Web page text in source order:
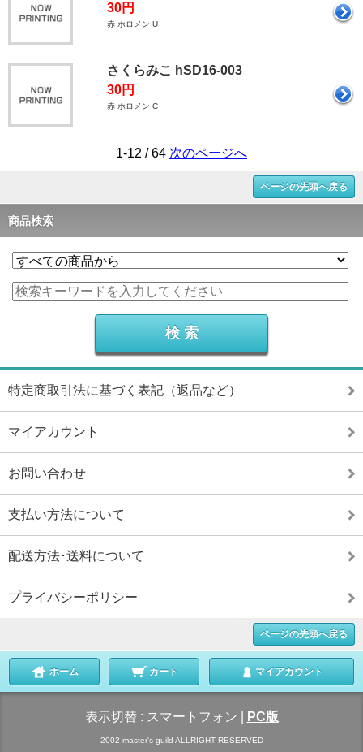
30円
赤 ホロメン U
さくらみこ hSD16-003
30円
赤 ホロメン C
1-12 / 64 次のページへ
ページの先頭へ戻る
商品検索
特定商取引法に基づく表記（返品など）
マイアカウント
お問い合わせ
支払い方法について
配送方法･送料について
プライバシーポリシー
ページの先頭へ戻る
ホーム カート マイアカウント
表示切替 : スマートフォン PC版
2002 master's guild ALLRIGHT RESERVED